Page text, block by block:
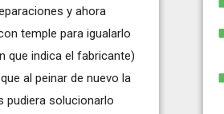
y ahora
temple para igualarlo
que indica el fabricante)
al peinar de nuevo la
pudiera solucionarlo